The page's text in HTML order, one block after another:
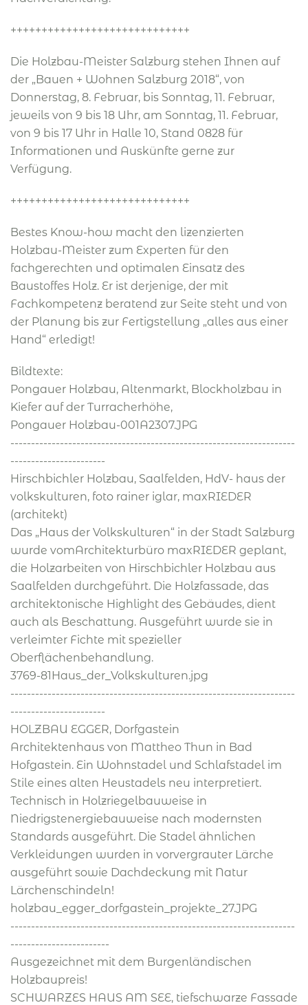
+++++++++++++++++++++++++++++
Die Holzbau-Meister Salzburg stehen Ihnen auf
der „Bauen + Wohnen Salzburg 2018“, von
Donnerstag, 8. Februar, bis Sonntag, 11. Februar,
jeweils von 9 bis 18 Uhr, am Sonntag, 11. Februar,
von 9 bis 17 Uhr in Halle 10, Stand 0828 für
Informationen und Auskünfte gerne zur
Verfügung.
+++++++++++++++++++++++++++++
Bestes Know-how macht den lizenzierten
Holzbau-Meister zum Experten für den
fachgerechten und optimalen Einsatz des
Baustoffes Holz. Er ist derjenige, der mit
Fachkompetenz beratend zur Seite steht und von
der Planung bis zur Fertigstellung „alles aus einer
Hand“ erledigt!
Bildtexte:
Pongauer Holzbau, Altenmarkt, Blockholzbau in
Kiefer auf der Turracherhöhe,
Pongauer Holzbau-001A2307.JPG
---------------------------------------------------------------------
-----------------------
Hirschbichler Holzbau, Saalfelden, HdV- haus der
volkskulturen, foto rainer iglar, maxRIEDER
(architekt)
Das „Haus der Volkskulturen“ in der Stadt Salzburg
wurde vomArchitekturbüro maxRIEDER geplant,
die Holzarbeiten von Hirschbichler Holzbau aus
Saalfelden durchgeführt. Die Holzfassade, das
architektonische Highlight des Gebäudes, dient
auch als Beschattung. Ausgeführt wurde sie in
verleimter Fichte mit spezieller
Oberflächenbehandlung.
3769-81Haus_der_Volkskulturen.jpg
---------------------------------------------------------------------
-----------------------
HOLZBAU EGGER, Dorfgastein
Architektenhaus von Mattheo Thun in Bad
Hofgastein. Ein Wohnstadel und Schlafstadel im
Stile eines alten Heustadels neu interpretiert.
Technisch in Holzriegelbauweise in
Niedrigstenergiebauweise nach modernsten
Standards ausgeführt. Die Stadel ähnlichen
Verkleidungen wurden in vorvergrauter Lärche
ausgeführt sowie Dachdeckung mit Natur
Lärchenschindeln!
holzbau_egger_dorfgastein_projekte_27.JPG
---------------------------------------------------------------------
------------------------
Ausgezeichnet mit dem Burgenländischen
Holzbaupreis!
SCHWARZES HAUS AM SEE, tiefschwarze Fassade